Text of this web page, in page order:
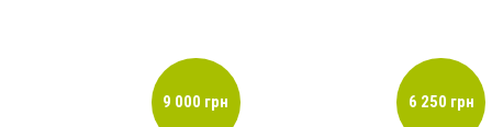
9 000 грн 6 250 грн